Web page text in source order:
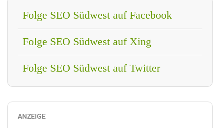
Folge SEO Südwest auf Facebook
Folge SEO Südwest auf Xing
Folge SEO Südwest auf Twitter
ANZEIGE